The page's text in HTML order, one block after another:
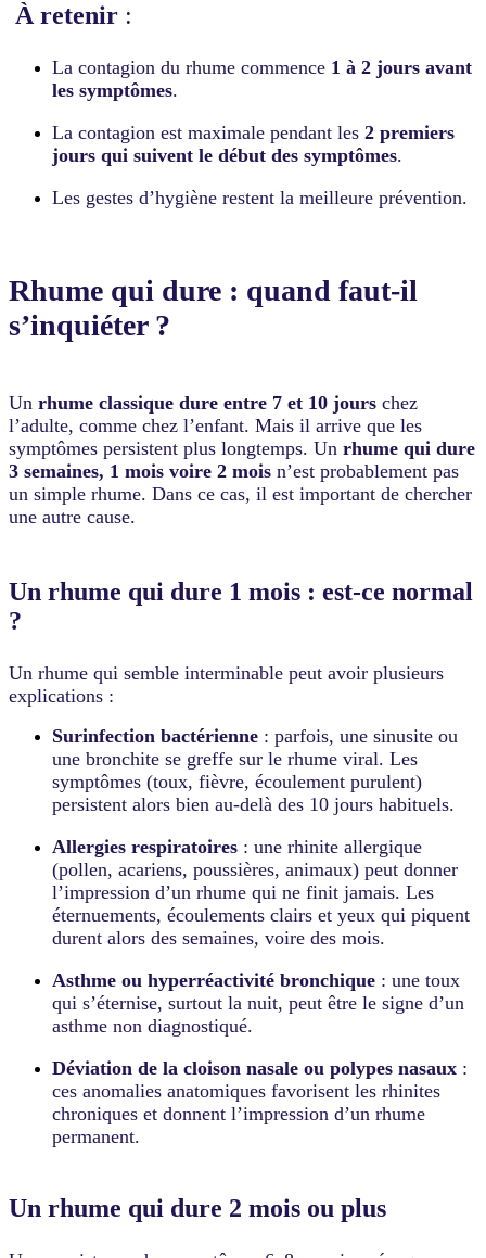
À retenir :
La contagion du rhume commence 1 à 2 jours avant
les symptômes.
La contagion est maximale pendant les 2 premiers
jours qui suivent le début des symptômes.
Les gestes d’hygiène restent la meilleure prévention.
Rhume qui dure : quand faut-il
s’inquiéter ?
Un rhume classique dure entre 7 et 10 jours chez
l’adulte, comme chez l’enfant. Mais il arrive que les
symptômes persistent plus longtemps. Un rhume qui dure
3 semaines, 1 mois voire 2 mois n’est probablement pas
un simple rhume. Dans ce cas, il est important de chercher
une autre cause.
Un rhume qui dure 1 mois : est-ce normal
?
Un rhume qui semble interminable peut avoir plusieurs
explications :
Surinfection bactérienne : parfois, une sinusite ou
une bronchite se greffe sur le rhume viral. Les
symptômes (toux, fièvre, écoulement purulent)
persistent alors bien au-delà des 10 jours habituels.
Allergies respiratoires : une rhinite allergique
(pollen, acariens, poussières, animaux) peut donner
l’impression d’un rhume qui ne finit jamais. Les
éternuements, écoulements clairs et yeux qui piquent
durent alors des semaines, voire des mois.
Asthme ou hyperréactivité bronchique : une toux
qui s’éternise, surtout la nuit, peut être le signe d’un
asthme non diagnostiqué.
Déviation de la cloison nasale ou polypes nasaux :
ces anomalies anatomiques favorisent les rhinites
chroniques et donnent l’impression d’un rhume
permanent.
Un rhume qui dure 2 mois ou plus